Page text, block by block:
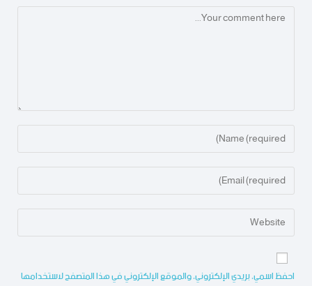
احفظ اسمي، بريدي الإلكتروني، والموقع الإلكتروني في هذا المتصفح لاستخدامها